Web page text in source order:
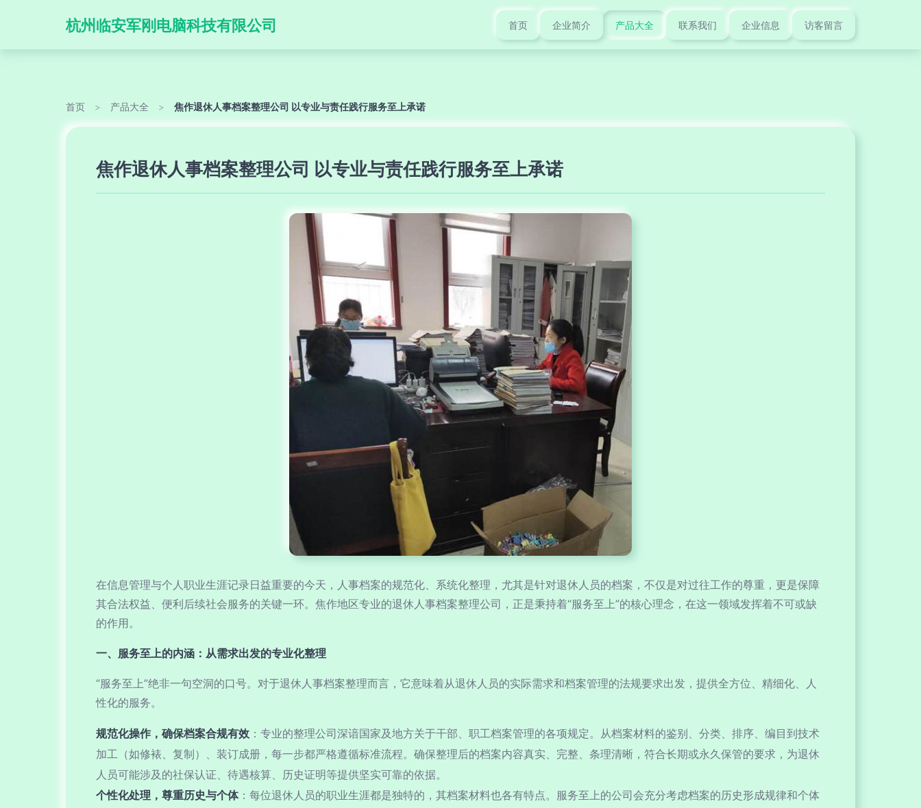
杭州临安军刚电脑科技有限公司 首页 企业简介 产品大全 联系我们 企业信息 访客留言
首页 > 产品大全 > 焦作退休人事档案整理公司 以专业与责任践行服务至上承诺
焦作退休人事档案整理公司 以专业与责任践行服务至上承诺
在信息管理与个人职业生涯记录日益重要的今天，人事档案的规范化、系统化整理，尤其是针对退休人员的档案，不仅是对过往工作的尊重，更是保障
其合法权益、便利后续社会服务的关键一环。焦作地区专业的退休人事档案整理公司，正是秉持着“服务至上”的核心理念，在这一领域发挥着不可或缺
的作用。
一、服务至上的内涵：从需求出发的专业化整理
“服务至上”绝非一句空洞的口号。对于退休人事档案整理而言，它意味着从退休人员的实际需求和档案管理的法规要求出发，提供全方位、精细化、人
性化的服务。
规范化操作，确保档案合规有效 ：专业的整理公司深谙国家及地方关于干部、职工档案管理的各项规定。从档案材料的鉴别、分类、排序、编目到技术
加工（如修裱、复制）、装订成册，每一步都严格遵循标准流程。确保整理后的档案内容真实、完整、条理清晰，符合长期或永久保管的要求，为退休
人员可能涉及的社保认证、待遇核算、历史证明等提供坚实可靠的依据。
个性化处理，尊重历史与个体：每位退休人员的职业生涯都是独特的，其档案材料也各有特点。服务至上的公司会充分考虑档案的历史形成规律和个体